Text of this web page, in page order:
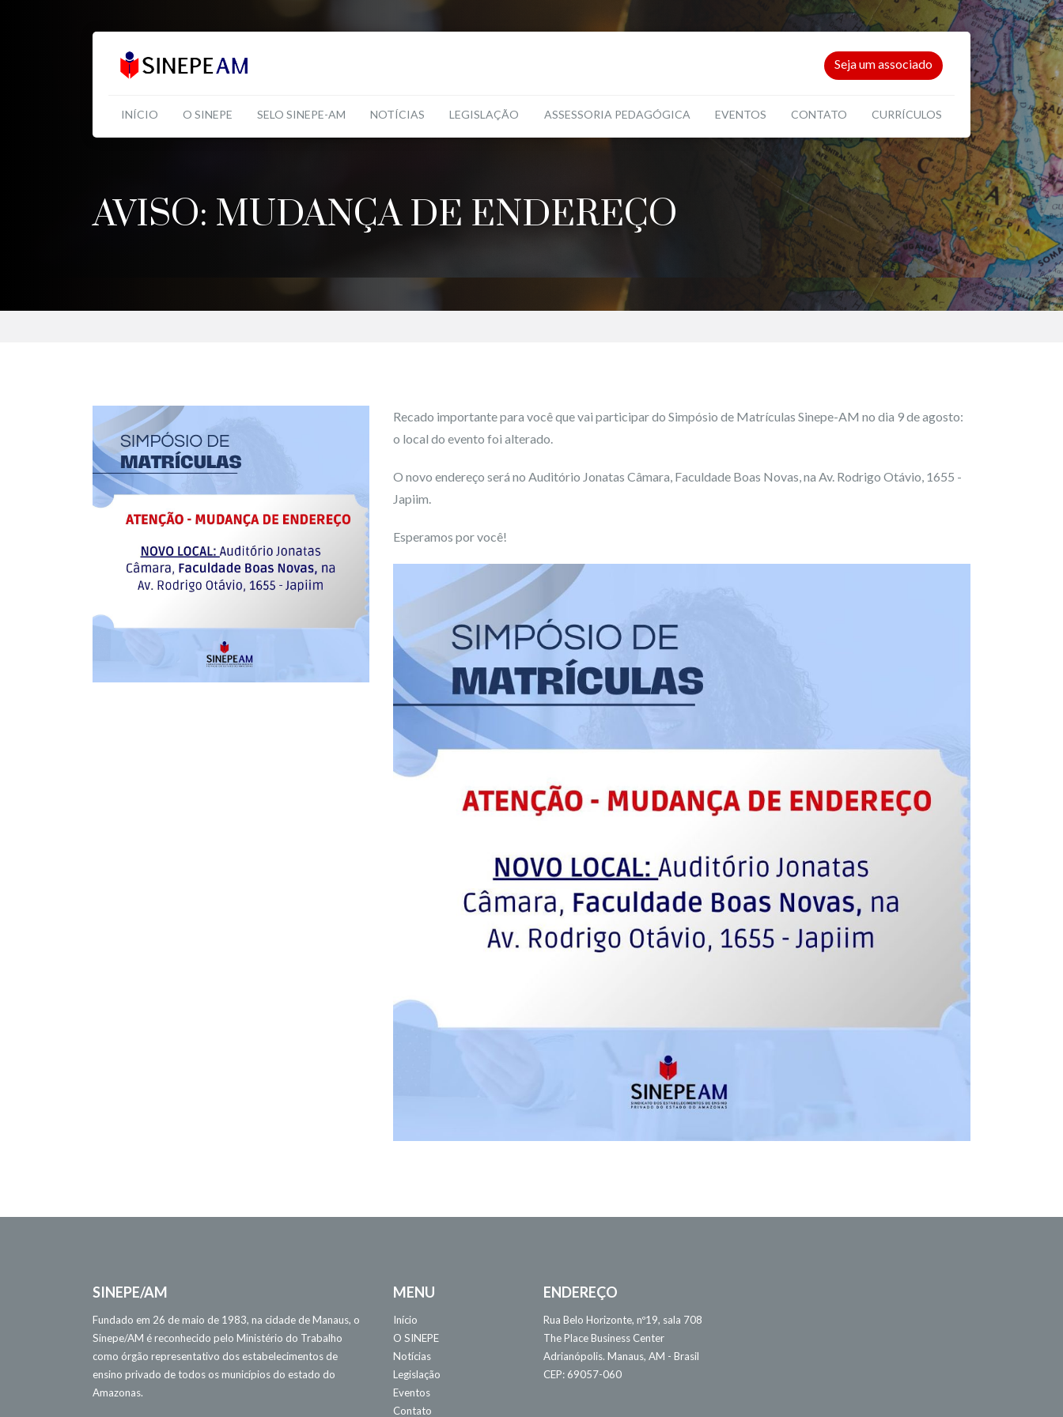
Seja um associado
INÍCIO O SINEPE SELO SINEPE-AM NOTÍCIAS LEGISLAÇÃO ASSESSORIA PEDAGÓGICA EVENTOS CONTATO CURRÍCULOS
AVISO: MUDANÇA DE ENDEREÇO
Recado importante para você que vai participar do Simpósio de Matrículas Sinepe-AM no dia 9 de agosto:
o local do evento foi alterado.
O novo endereço será no Auditório Jonatas Câmara, Faculdade Boas Novas, na Av. Rodrigo Otávio, 1655 -
Japiim.
Esperamos por você!
SINEPE/AM
Fundado em 26 de maio de 1983, na cidade de Manaus, o
Sinepe/AM é reconhecido pelo Ministério do Trabalho
como órgão representativo dos estabelecimentos de
ensino privado de todos os municípios do estado do
Amazonas.
MENU
Início
O SINEPE
Notícias
Legislação
Eventos
Contato
ENDEREÇO
Rua Belo Horizonte, nº19, sala 708
The Place Business Center
Adrianópolis. Manaus, AM - Brasil
CEP: 69057-060